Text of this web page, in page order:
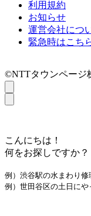
利用規約
お知らせ
運営会社につ
緊急時はこち
©NTTタウンページ
こんにちは！
何をお探しですか？
例）渋谷駅の水まわり修
例）世田谷区の土日にや